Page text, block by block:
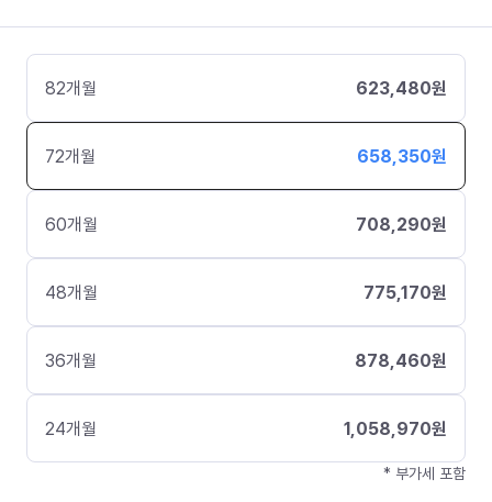
82개월 623,480원
72개월 658,350원
60개월 708,290원
48개월 775,170원
36개월 878,460원
24개월 1,058,970원
* 부가세 포함